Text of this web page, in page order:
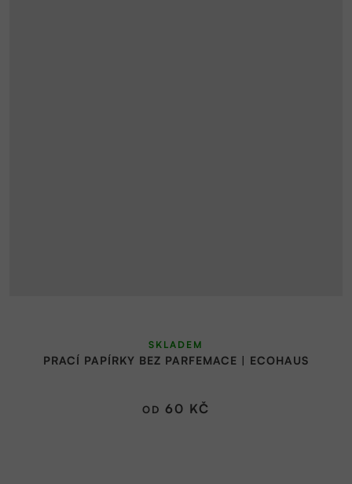
PRACÍ PAPÍRKY BEZ PARFEMACE | ECOHAUS
SKLADEM
OD 60 KČ